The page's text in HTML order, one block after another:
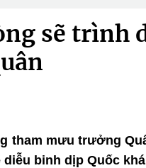
sẽ trình
tham mưu trưởng
binh dịp Quốc